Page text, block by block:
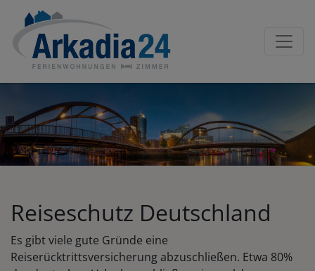
Reiseschutz Deutschland
Es gibt viele gute Gründe eine
Reiserücktrittsversicherung abzuschließen. Etwa 80%